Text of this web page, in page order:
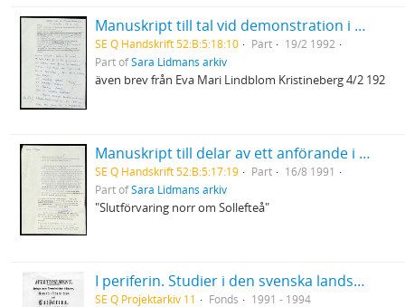
Manuskript till tal vid demonstration i Lycksele mot rasism
SE Q Handskrift 52:B:5:18:10 Part
19/2 1992
Part ofSara Lidmans arkiv
även brev från Eva Mari Lindblom Kristineberg 4/2 192
Manuskript till delar av ett anförande i Arvidsjaur för inlandsbanans räddning
SE Q Handskrift 52:B:5:17:19 Part
16/8 1991
Part ofSara Lidmans arkiv
"Slutförvaring norr om Sollefteå"
I periferin. Studier i den svenska landsortsteaterns historia till ca 1850
SE Q Projektarkiv 11 Fonds 1991 - 1994